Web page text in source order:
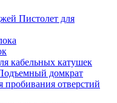
Пистолет для
кабельных катушек
домкрат
пробивания отверстий